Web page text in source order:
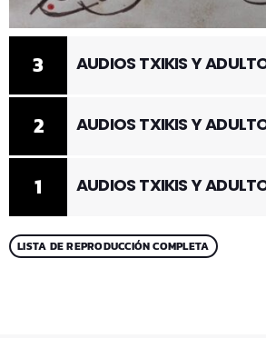
1 AUDIOS TXIKIS Y
2 AUDIOS TXIKIS Y
3 AUDIOS TXIKIS Y
LISTA DE REPRODUCCIÓN COMPLETA